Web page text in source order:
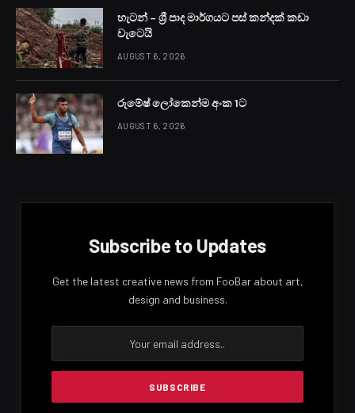
හැටන් – ශ්‍රී පාද මාර්ගයට පස් කන්දක් කඩා
වැටෙයි
AUGUST 6, 2026
රුමේෂ් ලෝකෙන්ම අංක 1ට
AUGUST 6, 2026
Subscribe to Updates
Get the latest creative news from FooBar about art,
design and business.